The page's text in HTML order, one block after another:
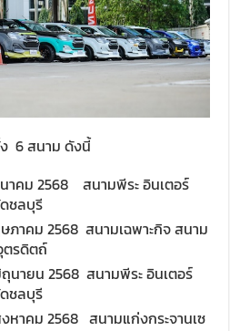
6 สนาม ดังนี้
าคม 2568 สนามพีระ อินเตอร์
ชลบุรี
าคม 2568 สนามเฉพาะกิจ สนาม
ตรดิตถ์
นายน 2568 สนามพีระ อินเตอร์
ชลบุรี
หาคม 2568 สนามแก่งกระจานเซ